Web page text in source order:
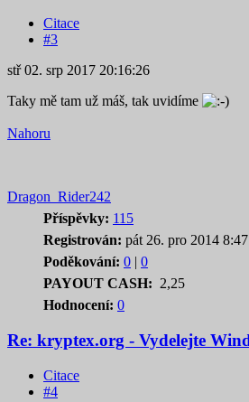
Citace
#3
stř 02. srp 2017 20:16:26
Taky mě tam už máš, tak uvidíme
Nahoru
Dragon_Rider242
Příspěvky: 115
Registrován: pát 26. pro 2014
Poděkování: 0 | 0
PAYOUT CASH: 2,25
Hodnocení: 0
Re: kryptex.org - Vydelejte
Citace
#4